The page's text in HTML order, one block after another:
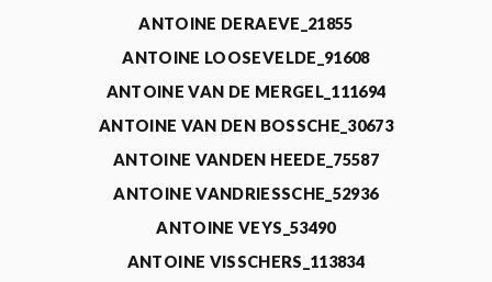
ANTOINE DERAEVE_21855
ANTOINE LOOSEVELDE_91608
ANTOINE VAN DE MERGEL_111694
ANTOINE VAN DEN BOSSCHE_30673
ANTOINE VANDEN HEEDE_75587
ANTOINE VANDRIESSCHE_52936
ANTOINE VEYS_53490
ANTOINE VISSCHERS_113834